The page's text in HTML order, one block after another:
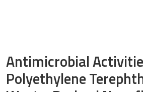
Antimicrobial
Polyethylene